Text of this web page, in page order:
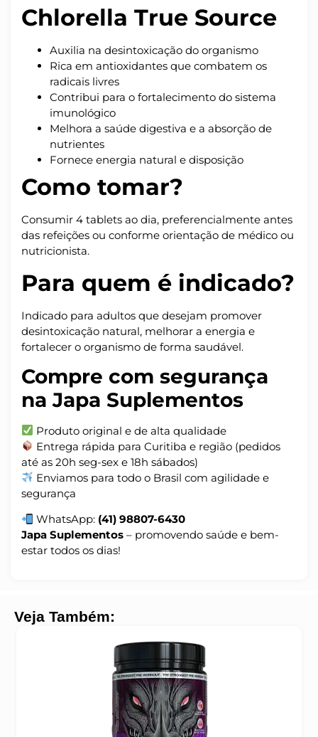
Chlorella True Source
Auxilia na desintoxicação do organismo
Rica em antioxidantes que combatem os
radicais livres
Contribui para o fortalecimento do sistema
imunológico
Melhora a saúde digestiva e a absorção de
nutrientes
Fornece energia natural e disposição
Como tomar?
Consumir 4 tablets ao dia, preferencialmente antes
das refeições ou conforme orientação de médico ou
nutricionista.
Para quem é indicado?
Indicado para adultos que desejam promover
desintoxicação natural, melhorar a energia e
fortalecer o organismo de forma saudável.
Compre com segurança
na Japa Suplementos
Produto original e de alta qualidade
Entrega rápida para Curitiba e região (pedidos
até as 20h seg-sex e 18h sábados)
Enviamos para todo o Brasil com agilidade e
segurança
WhatsApp: (41) 98807-6430
Japa Suplementos – promovendo saúde e bem-
estar todos os dias!
Veja Também: